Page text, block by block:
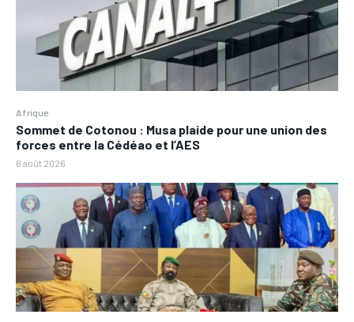
Afrique
Sommet de Cotonou : Musa plaide pour une union des
forces entre la Cédéao et l’AES
6 août 2026